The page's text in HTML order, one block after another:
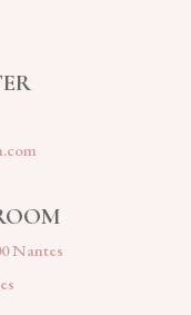
Nantes